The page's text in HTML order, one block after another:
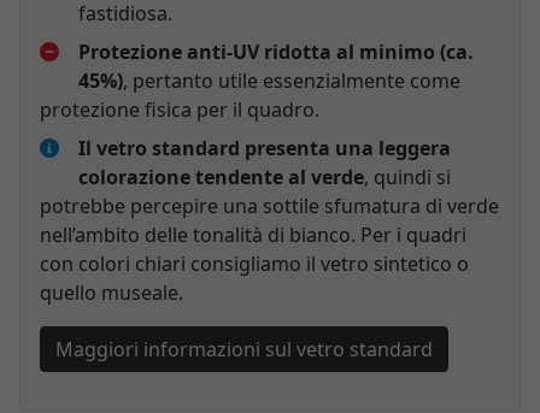
fastidiosa.
Protezione anti-UV ridotta al minimo (ca.
45%), pertanto utile essenzialmente come
protezione fisica per il quadro.
Il vetro standard presenta una leggera
colorazione tendente al verde, quindi si
potrebbe percepire una sottile sfumatura di verde
nell’ambito delle tonalità di bianco. Per i quadri
con colori chiari consigliamo il vetro sintetico o
quello museale.
Maggiori informazioni sul vetro standard